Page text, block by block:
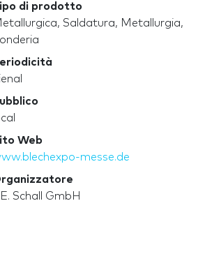
di prodotto
Saldatura, Metallurgia,
Web
messe.de
Schall GmbH